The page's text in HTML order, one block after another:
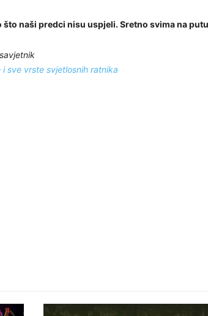
naši predci nisu uspjeli. Sretno svima na
sve vrste svjetlosnih ratnika